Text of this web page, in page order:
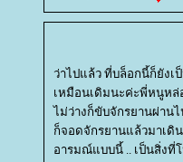
ว่าไปแล้ว ที่บล็อกนี้ก็ยังเ
เหมือนเดิมนะค่ะพี่หนูหล่
ไม่ว่างก็ขับจักรยานผ่านไ
ก็จอดจักรยานแล้วมาเดิ
อารมณ์แบบนี้ .. เป็นสิ่งที่